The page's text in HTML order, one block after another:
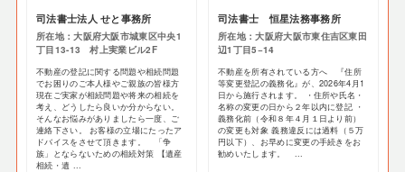
司法書士法人 せと事務所
所在地：大阪府大阪市城東区中央1
丁目13-13 村上実業ビル2F
不動産の登記に関する問題や相続問題
でお困りのご本人様やご親族の皆様方
現在ご実家が相続問題や将来の相続を
考え、どうしたら良いか分からない。
そんなお悩みがありましたら一度、ご
連絡下さい。 お客様の立場にたったア
ドバイスをさせて頂きます。 「争
族」とならないための相続対策 【遺産
相続・遺 ...
司法書士 恒星法務事務所
所在地：大阪府大阪市東住吉区東田
辺1丁目5−14
不動産を所有されている方へ 『住所
等変更登記の義務化』が、2026年4月1
日から施行されます。 ・住所や氏名・
名称の変更の日から２年以内に登記 ・
義務化前（令和８年４月１日より前）
の変更も対象 義務違反には過料（５万
円以下）、お早めに変更の手続きをお
勧めいたします。 ...